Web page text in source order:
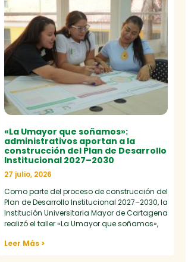
«La Umayor que soñamos»:
administrativos aportan a la
construcción del Plan de Desarrollo
Institucional 2027–2030
27 julio, 2026
Como parte del proceso de construcción del
Plan de Desarrollo Institucional 2027–2030, la
Institución Universitaria Mayor de Cartagena
realizó el taller «La Umayor que soñamos»,
Leer Más >